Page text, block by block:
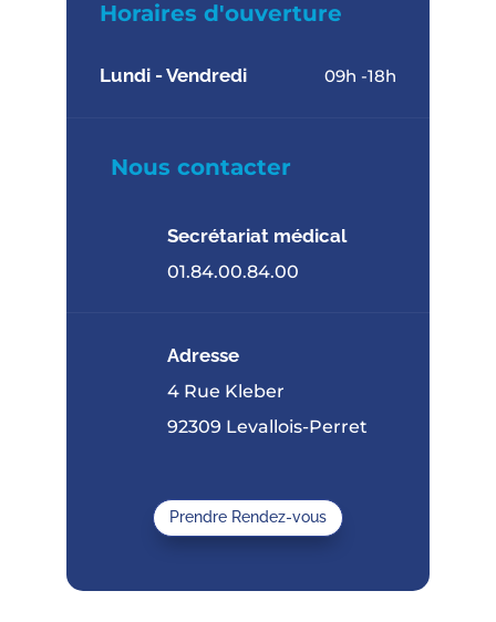
Horaires d'ouverture
Lundi - Vendredi 09h -18h
Nous contacter
Secrétariat médical
01.84.00.84.00
Adresse
4 Rue Kleber
92309 Levallois-Perret
Prendre Rendez-vous